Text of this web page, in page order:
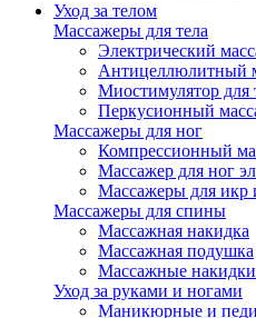
Уход за телом
Массажеры для тела
Электрический
Антицеллюлитный
Миостимулятор для
Перкусионный
Массажеры для ног
Компрессионный
Массажер для ног
Массажеры для икр
Массажеры для спины
Массажная накидка
Массажная подушка
Массажные
Уход за руками и ногами
Маникюрные и